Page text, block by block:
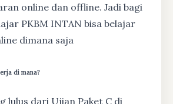
online dan offline. Jadi bagi
PKBM INTAN bisa belajar
dimana saja
di mana?
lulus dari Ujian Paket C di